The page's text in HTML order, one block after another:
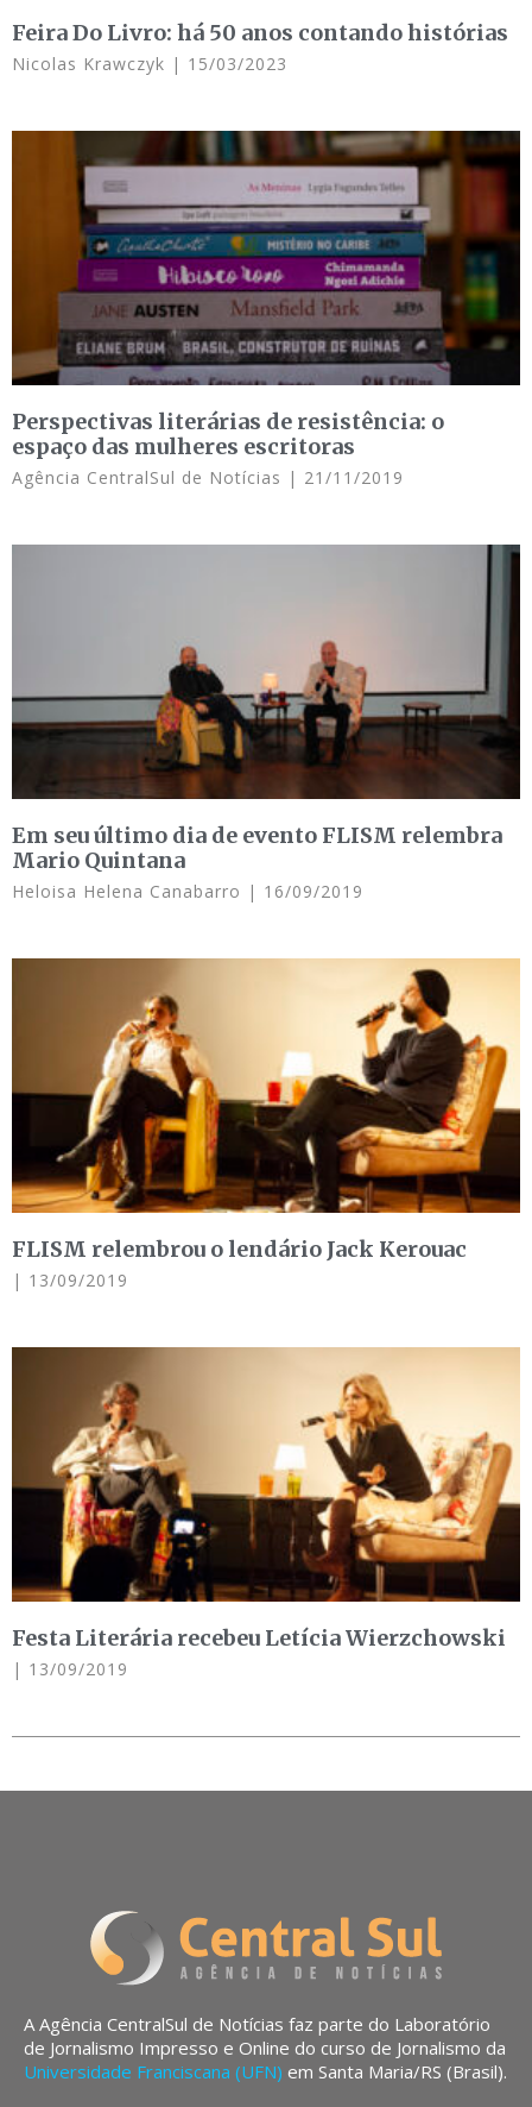
Feira Do Livro: há 50 anos contando histórias
Nicolas Krawczyk 15/03/2023
Perspectivas literárias de resistência: o
espaço das mulheres escritoras
Agência CentralSul de Notícias 21/11/2019
Em seu último dia de evento FLISM relembra
Mario Quintana
Heloisa Helena Canabarro 16/09/2019
FLISM relembrou o lendário Jack Kerouac
13/09/2019
Festa Literária recebeu Letícia Wierzchowski
13/09/2019
A Agência CentralSul de Notícias faz parte do Laboratório
de Jornalismo Impresso e Online do curso de Jornalismo da
Universidade Franciscana (UFN) em Santa Maria/RS (Brasil).